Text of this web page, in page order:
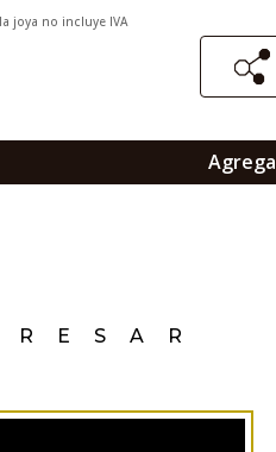
joya no incluye IVA